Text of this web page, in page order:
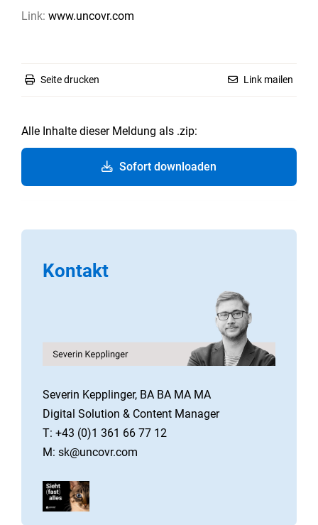
Link: www.uncovr.com
Seite drucken Link mailen
Alle Inhalte dieser Meldung als .zip:
Sofort downloaden
Kontakt
Severin Kepplinger, BA BA MA MA
Digital Solution & Content Manager
T: +43 (0)1 361 66 77 12
M: sk@uncovr.com